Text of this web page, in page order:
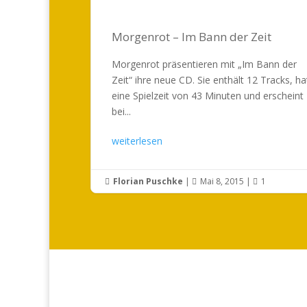
Morgenrot – Im Bann der Zeit
Morgenrot präsentieren mit „Im Bann der
Zeit“ ihre neue CD. Sie enthält 12 Tracks,
eine Spielzeit von 43 Minuten und erscheint
bei...
weiterlesen
 Florian Puschke |  Mai 8, 2015 |  1